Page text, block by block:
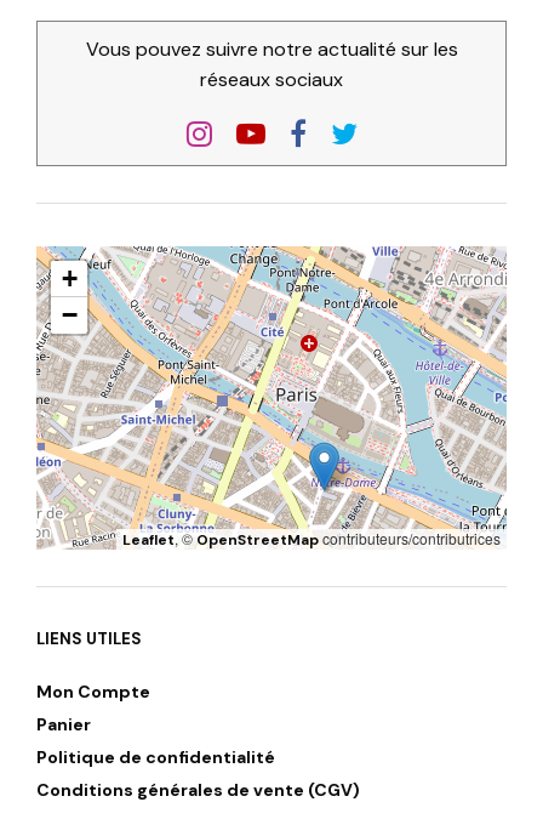
Vous pouvez suivre notre actualité sur les
réseaux sociaux
+
−
Leaflet, ©OpenStreetMapcontributeurs/contributrices
LIENS UTILES
Mon Compte
Panier
Politique de confidentialité
Conditions générales de vente (CGV)